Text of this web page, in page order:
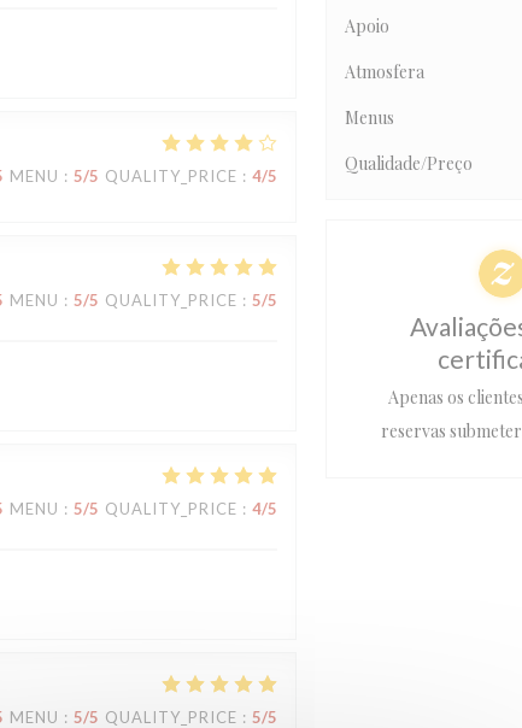
MENU : 5/5 QUALITY_PRICE : 4/5
MENU : 5/5 QUALITY_PRICE : 5/5
MENU : 5/5 QUALITY_PRICE : 4/5
MENU : 5/5 QUALITY_PRICE : 5/5
Apoio
Atmosfera
Menus
Qualidade/Preço
Apenas os
reservas